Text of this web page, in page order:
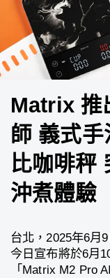
Matrix 推
師 義式
比咖啡秤
沖煮體驗
台北，2025年6月
今日宣布將於6月
「Matrix M2 Pro